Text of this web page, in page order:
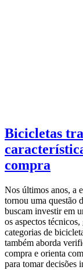
Bicicletas
compra
Nos últimos anos, a
tornou uma questão
buscam investir em
os aspectos
categorias de
também aborda
compra e orienta
para tomar decisões